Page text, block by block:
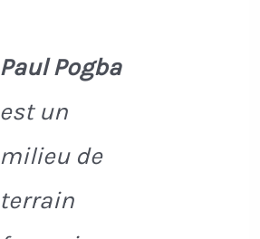
Paul Pogba
est un
milieu de
terrain